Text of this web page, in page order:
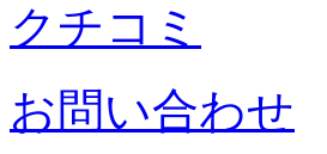
クチコミ
お問い合わせ